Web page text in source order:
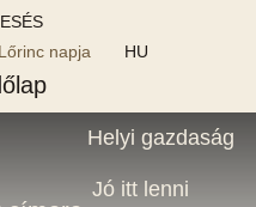
napja
HU
Helyi gazdaság
Jó itt lenni